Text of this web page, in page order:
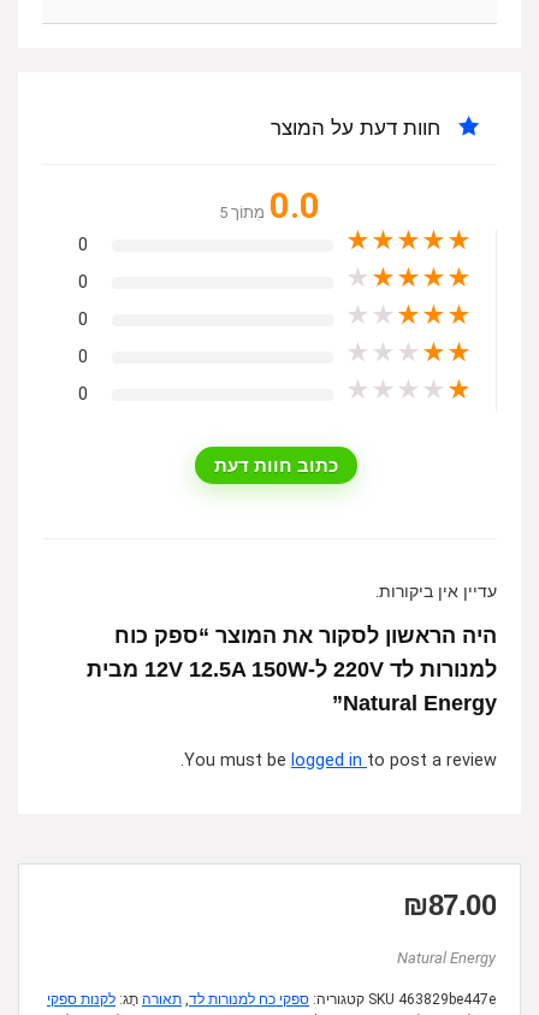
חוות דעת על המוצר
0.0 מִתוֹך 5
★
★
★
★
★
0
★
★
★
★
★
0
★
★
★
★
★
0
★
★
★
★
★
0
★
★
★
★
★
0
כתוב חוות דעת
עדיין אין ביקורות.
היה הראשון לסקור את המוצר “ספק כוח
למנורות לד 220V ל-12V 12.5A 150W מבית
Natural Energy”
You must be logged in to post a review.
₪87.00
Natural Energy
SKU 463829be447e קטגוריה: ספקי כח למנורות לד, תאורה תָג: לקנות ספקי